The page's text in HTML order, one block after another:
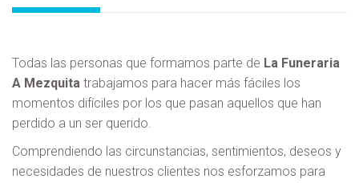
Todas las personas que formamos parte de La Funeraria
A Mezquita trabajamos para hacer más fáciles los
momentos difíciles por los que pasan aquellos que han
perdido a un ser querido.
Comprendiendo las circunstancias, sentimientos, deseos y
necesidades de nuestros clientes nos esforzamos para